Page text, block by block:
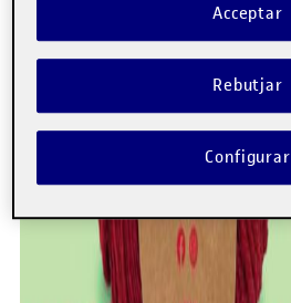
Rebutjar
Acceptar
Configurar